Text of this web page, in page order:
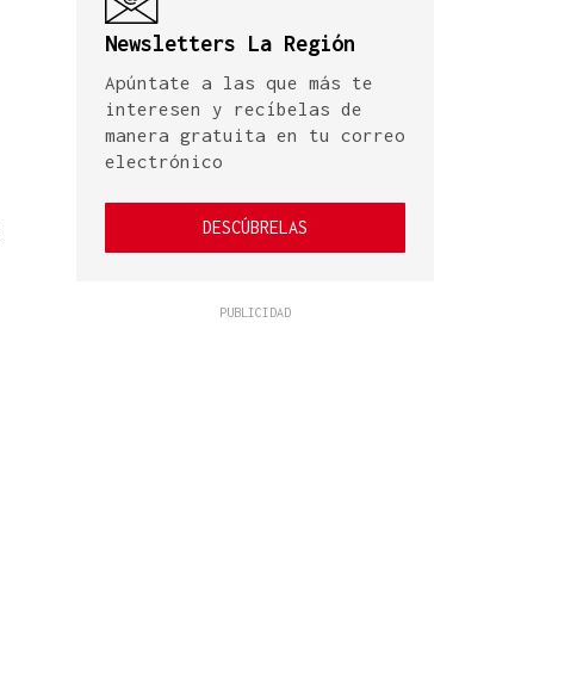
Newsletters La Región
Apúntate a las que más te
interesen y recíbelas de
manera gratuita en tu correo
electrónico
DESCÚBRELAS